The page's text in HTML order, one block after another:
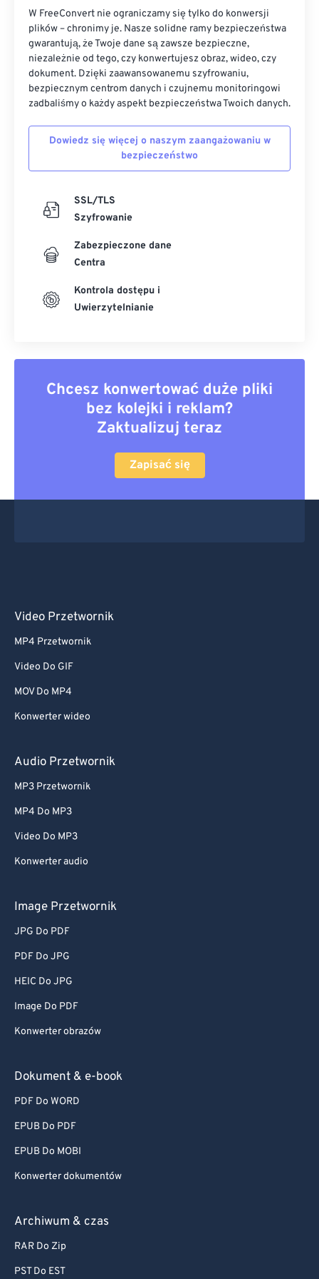
W FreeConvert nie ograniczamy się tylko do konwersji
plików – chronimy je. Nasze solidne ramy bezpieczeństwa
gwarantują, że Twoje dane są zawsze bezpieczne,
niezależnie od tego, czy konwertujesz obraz, wideo, czy
dokument. Dzięki zaawansowanemu szyfrowaniu,
bezpiecznym centrom danych i czujnemu monitoringowi
zadbaliśmy o każdy aspekt bezpieczeństwa Twoich danych.
Dowiedz się więcej o naszym zaangażowaniu w
bezpieczeństwo
SSL/TLS
Szyfrowanie
Zabezpieczone dane
Centra
Kontrola dostępu i
Uwierzytelnianie
Chcesz konwertować duże pliki
bez kolejki i reklam?
Zaktualizuj teraz
Zapisać się
Video Przetwornik
MP4 Przetwornik
Video Do GIF
MOV Do MP4
Konwerter wideo
Audio Przetwornik
MP3 Przetwornik
MP4 Do MP3
Video Do MP3
Konwerter audio
Image Przetwornik
JPG Do PDF
PDF Do JPG
HEIC Do JPG
Image Do PDF
Konwerter obrazów
Dokument & e-book
PDF Do WORD
EPUB Do PDF
EPUB Do MOBI
Konwerter dokumentów
Archiwum & czas
RAR Do Zip
PST Do EST